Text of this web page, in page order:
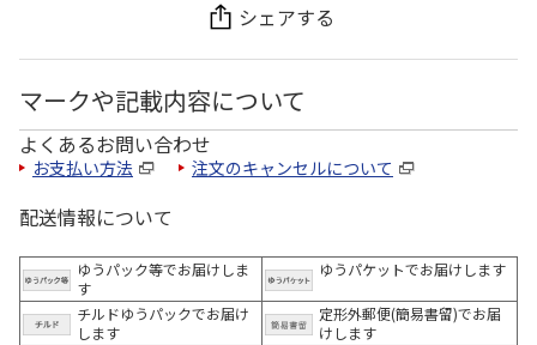
シェアする
マークや記載内容について
よくあるお問い合わせ
お支払い方法 注文のキャンセルについて
配送情報について
ゆうパック等でお届けしま
す
ゆうパケットでお届けします
チルドゆうパックでお届け
します
定形外郵便(簡易書留)でお届
けします